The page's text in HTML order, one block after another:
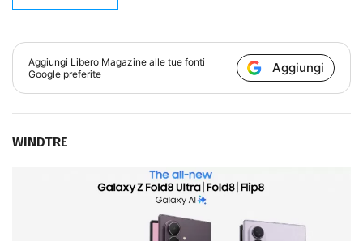
Aggiungi Libero Magazine alle tue fonti
Google preferite
Aggiungi
WINDTRE